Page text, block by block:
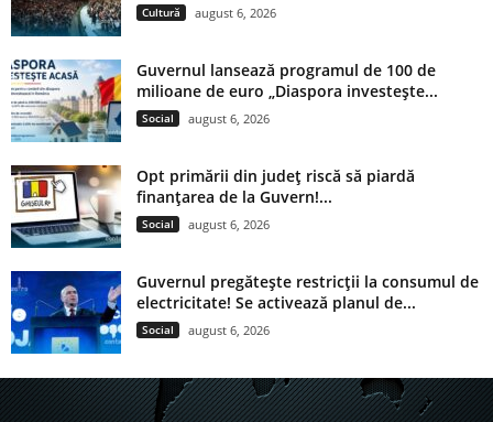
Cultură august 6, 2026
Guvernul lansează programul de 100 de
milioane de euro „Diaspora investește...
Social august 6, 2026
Opt primării din județ riscă să piardă
finanțarea de la Guvern!...
Social august 6, 2026
Guvernul pregătește restricții la consumul de
electricitate! Se activează planul de...
Social august 6, 2026